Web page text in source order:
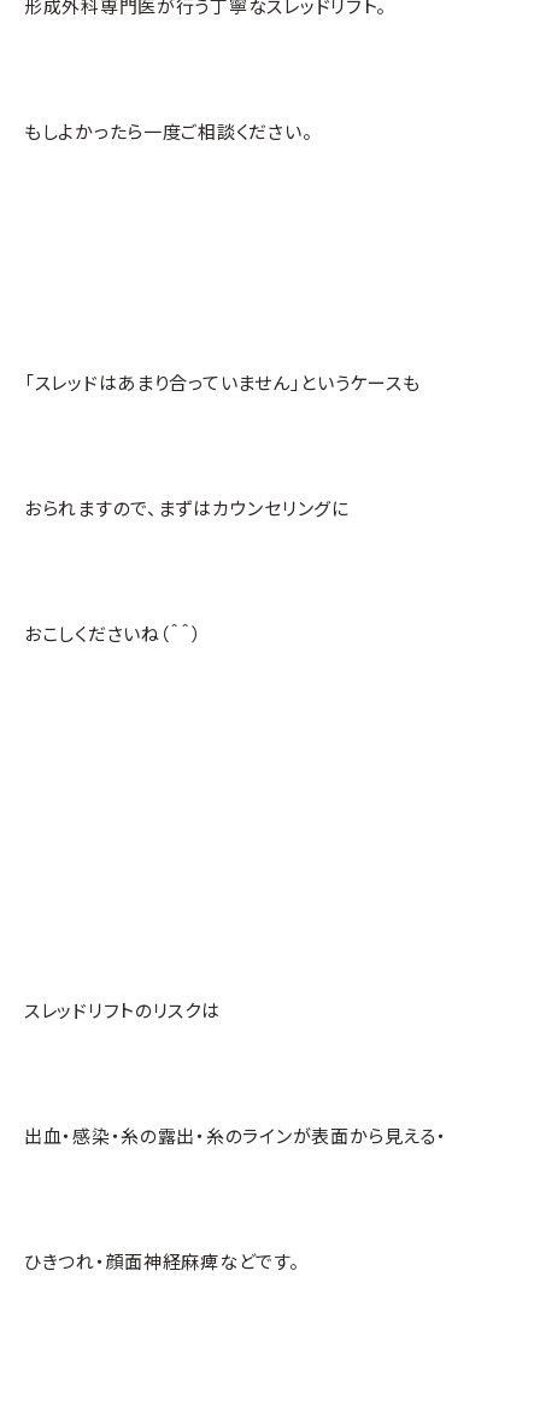
形成外科専門医が行う丁寧なスレッドリフト。
もしよかったら一度ご相談ください。
「スレッドはあまり合っていません」というケースも
おられますので、まずはカウンセリングに
おこしくださいね（＾＾）
スレッドリフトのリスクは
出血・感染・糸の露出・糸のラインが表面から見える・
ひきつれ・顔面神経麻痺などです。